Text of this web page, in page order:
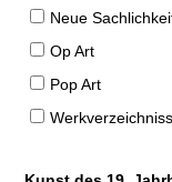
Neue
Op Art
Pop Art